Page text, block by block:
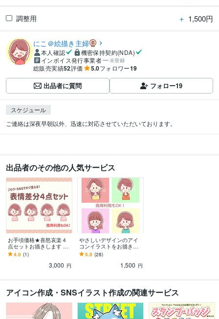
調整用 ＋ 1,500円
にこ＠絵描き主婦
本人確認
機密保持契約(NDA)
インボイス発行事業者
未登録
総販売実績52評価 5.0フォロワー19
出品者に質問 フォロー19
スケジュール
出品者のその他の人気サービス
お手頃価格★喜怒哀楽４
点セットお描きします 商
用OK！シンプルで可愛ら
しい雰囲気にオススメで
4.0 (1)
3,000 円
やさしいデザインのアイ
コンイラストをお描きし
ます 商用OK！シンプルで
可愛らしい雰囲気にオス
5.0 (28)
1,500 円
アイコン作成・SNSイラスト作成の関連サービス